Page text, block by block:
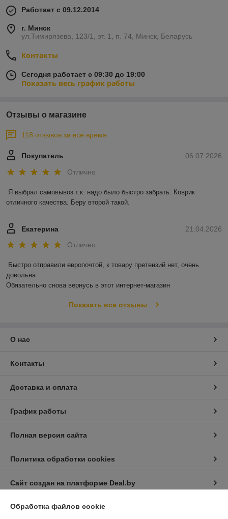
Работает с 09.12.2014
г. Минск
ул.Тимирязева, 123/1, эт. 1, п. 74, Минск, Беларусь
Контакты
Сегодня работает с 09:30 до 19:00
Показать весь график работы
Отзывы о магазине
118 отзывов за всё время
06.07.2026
Покупатель
Отлично
Я выбрал самовывоз т.к. надо было быстро забрать. Коврик
отличного качества. Беру второй такой.
21.04.2026
Екатерина
Отлично
Быстро отправили европочтой, к товару претензий нет, очень
довольна
Обязательно снова вернусь в этот интернет-магазин
Показать все отзывы
О нас
Контакты
Доставка и оплата
График работы
Полная версия сайта
Политика обработки cookies
Сайт создан на платформе Deal.by
Обработка файлов cookie